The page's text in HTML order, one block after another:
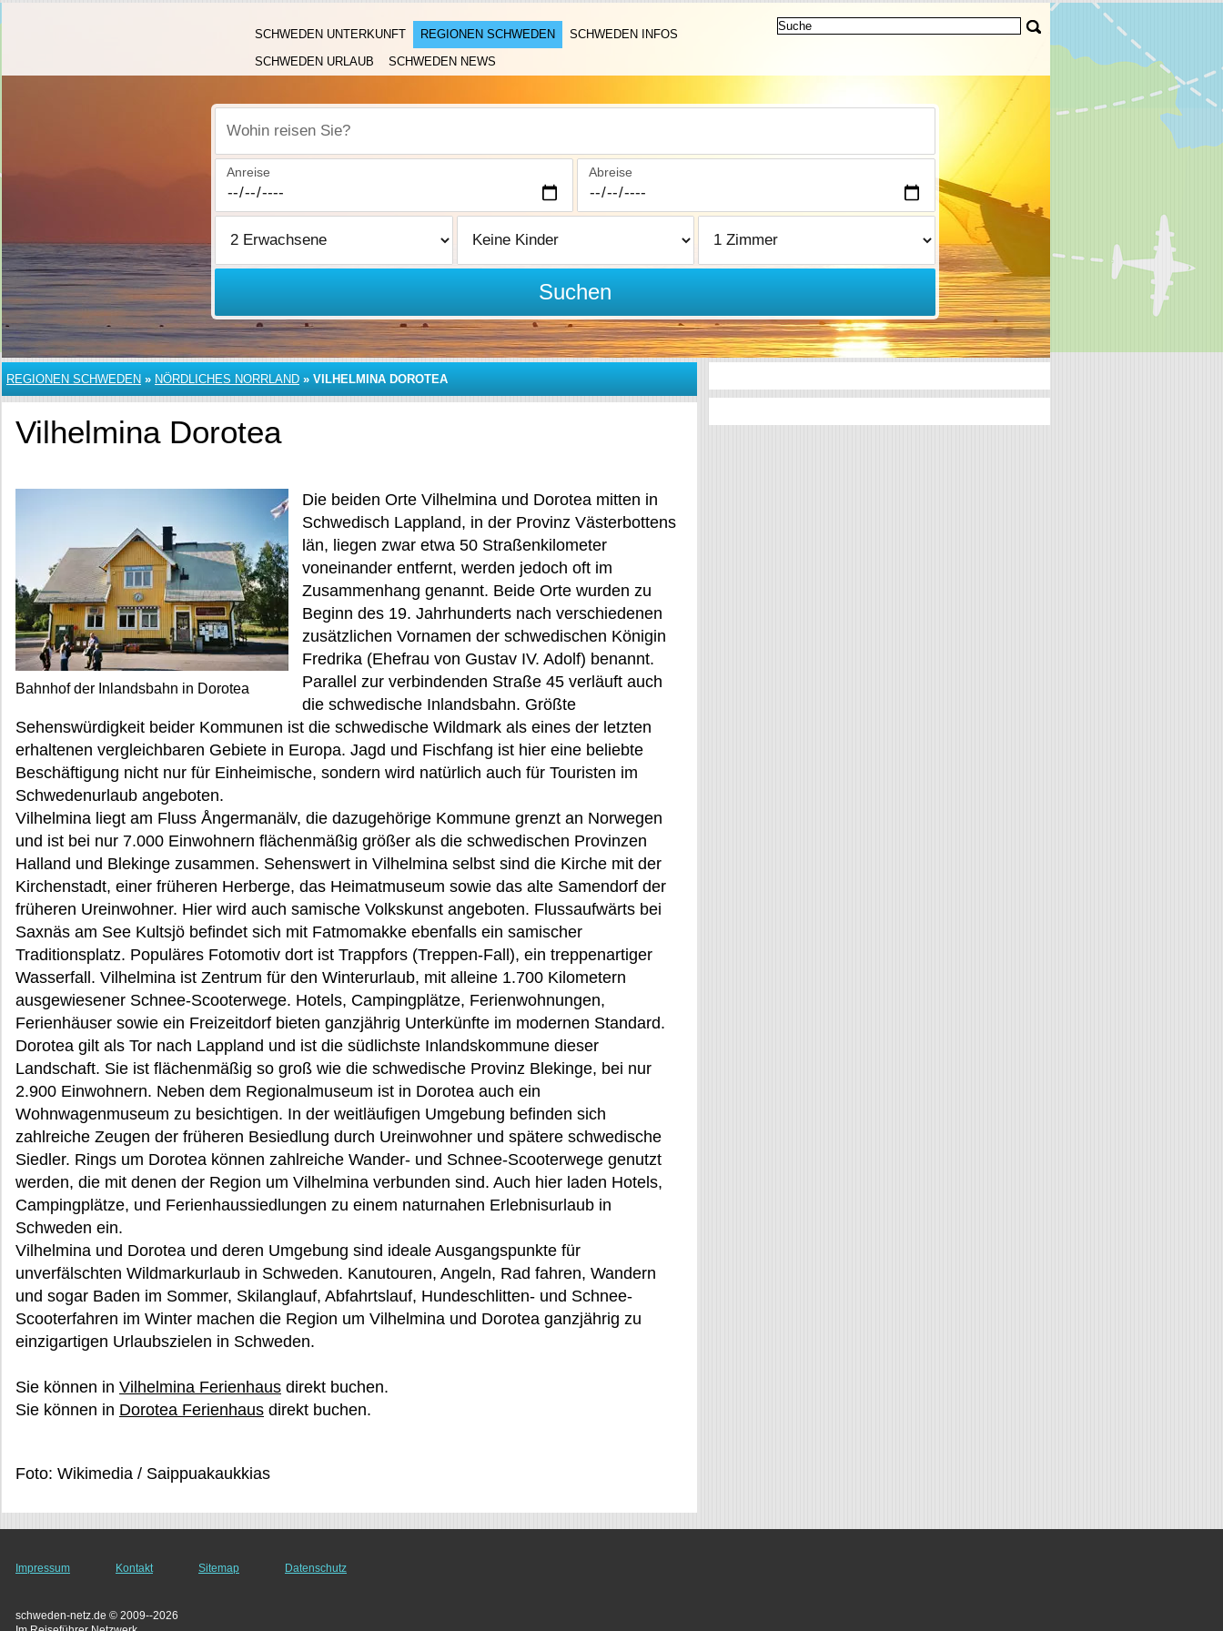
SCHWEDEN UNTERKUNFT REGIONEN SCHWEDEN
SCHWEDEN INFOS
SCHWEDEN URLAUB
SCHWEDEN NEWS
Wohin reisen Sie?
Anreise Abreise
Suchen
REGIONEN SCHWEDEN » NÖRDLICHES NORRLAND » VILHELMINA DOROTEA
Vilhelmina Dorotea
Bahnhof der Inlandsbahn in Dorotea
Die beiden Orte Vilhelmina und Dorotea mitten in
Schwedisch Lappland, in der Provinz Västerbottens
län, liegen zwar etwa 50 Straßenkilometer
voneinander entfernt, werden jedoch oft im
Zusammenhang genannt. Beide Orte wurden zu
Beginn des 19. Jahrhunderts nach verschiedenen
zusätzlichen Vornamen der schwedischen Königin
Fredrika (Ehefrau von Gustav IV. Adolf) benannt.
Parallel zur verbindenden Straße 45 verläuft auch
die schwedische Inlandsbahn. Größte
Sehenswürdigkeit beider Kommunen ist die schwedische Wildmark als eines der letzten
erhaltenen vergleichbaren Gebiete in Europa. Jagd und Fischfang ist hier eine beliebte
Beschäftigung nicht nur für Einheimische, sondern wird natürlich auch für Touristen im
Schwedenurlaub angeboten.
Vilhelmina liegt am Fluss Ångermanälv, die dazugehörige Kommune grenzt an Norwegen
und ist bei nur 7.000 Einwohnern flächenmäßig größer als die schwedischen Provinzen
Halland und Blekinge zusammen. Sehenswert in Vilhelmina selbst sind die Kirche mit der
Kirchenstadt, einer früheren Herberge, das Heimatmuseum sowie das alte Samendorf der
früheren Ureinwohner. Hier wird auch samische Volkskunst angeboten. Flussaufwärts bei
Saxnäs am See Kultsjö befindet sich mit Fatmomakke ebenfalls ein samischer
Traditionsplatz. Populäres Fotomotiv dort ist Trappfors (Treppen-Fall), ein treppenartiger
Wasserfall. Vilhelmina ist Zentrum für den Winterurlaub, mit alleine 1.700 Kilometern
ausgewiesener Schnee-Scooterwege. Hotels, Campingplätze, Ferienwohnungen,
Ferienhäuser sowie ein Freizeitdorf bieten ganzjährig Unterkünfte im modernen Standard.
Dorotea gilt als Tor nach Lappland und ist die südlichste Inlandskommune dieser
Landschaft. Sie ist flächenmäßig so groß wie die schwedische Provinz Blekinge, bei nur
2.900 Einwohnern. Neben dem Regionalmuseum ist in Dorotea auch ein
Wohnwagenmuseum zu besichtigen. In der weitläufigen Umgebung befinden sich
zahlreiche Zeugen der früheren Besiedlung durch Ureinwohner und spätere schwedische
Siedler. Rings um Dorotea können zahlreiche Wander- und Schnee-Scooterwege genutzt
werden, die mit denen der Region um Vilhelmina verbunden sind. Auch hier laden Hotels,
Campingplätze, und Ferienhaussiedlungen zu einem naturnahen Erlebnisurlaub in
Schweden ein.
Vilhelmina und Dorotea und deren Umgebung sind ideale Ausgangspunkte für
unverfälschten Wildmarkurlaub in Schweden. Kanutouren, Angeln, Rad fahren, Wandern
und sogar Baden im Sommer, Skilanglauf, Abfahrtslauf, Hundeschlitten- und Schnee-
Scooterfahren im Winter machen die Region um Vilhelmina und Dorotea ganzjährig zu
einzigartigen Urlaubszielen in Schweden.
Sie können in Vilhelmina Ferienhaus direkt buchen.
Sie können in Dorotea Ferienhaus direkt buchen.
Foto: Wikimedia / Saippuakaukkias
Impressum Kontakt Sitemap Datenschutz
schweden-netz.de © 2009--2026